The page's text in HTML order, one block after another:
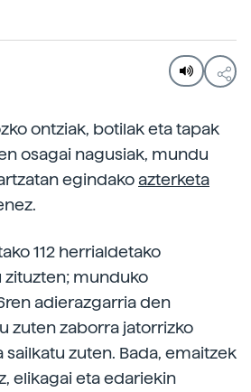
ontziak, botilak eta tapak
osagai nagusiak, mundu
egindako azterketa
112 herrialdetako
zituzten; munduko
adierazgarria den
zuten zaborra jatorrizko
zuten. Bada, emaitzek
elikagai eta edariekin